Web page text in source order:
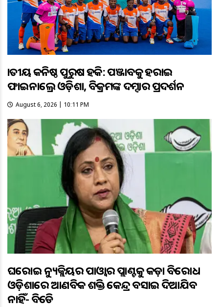
ଜାତୀୟ କନିଷ୍ଠ ପୁରୁଷ ହକି: ପଞ୍ଜାବକୁ ହରାଇ
ଫାଇନାଲ୍ରେ ଓଡ଼ିଶା, ବିକ୍ରମଙ୍କ ଦମ୍ଦାର ପ୍ରଦର୍ଶନ
August 6, 2026 | 10:11 PM
ଘରୋଇ ନ୍ୟୁକ୍ଲିୟର ପାଓ୍ବାର ପ୍ଲାଣ୍ଟକୁ କଡ଼ା ବିରୋଧ
ଓଡ଼ିଶାରେ ଆଣବିକ ଶକ୍ତି କେନ୍ଦ୍ର ବସାଇ ଦିଆଯିବ
ନାହିଁ- ବିଜେଡି